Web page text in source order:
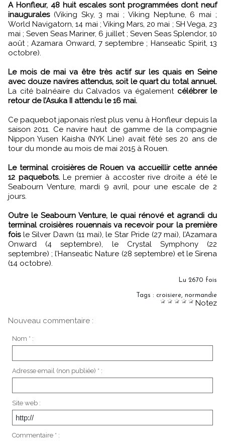
A Honfleur, 48 huit escales sont programmées dont neuf
inaugurales(Viking Sky, 3 mai ; Viking Neptune, 6 mai ;
World Navigatorn, 14 mai ; Viking Mars, 20 mai ; SH Vega, 23
mai ; Seven Seas Mariner, 6 juillet ; Seven Seas Splendor, 10
août ; Azamara Onward, 7 septembre ; Hanseatic Spirit, 13
octobre).
Le mois de mai va être très actif sur les quais en Seine
avec douze navires attendus, soit le quart du total annuel.
La cité balnéaire du Calvados va également célébrer le
retour de l’Asuka II attendu le 16 mai.
Ce paquebot japonais n’est plus venu à Honfleur depuis la
saison 2011. Ce navire haut de gamme de la compagnie
Nippon Yusen Kaisha (NYK Line) avait fêté ses 20 ans de
tour du monde au mois de mai 2015 à Rouen.
Le terminal croisières de Rouen va accueillir cette année
12 paquebots. Le premier à accoster rive droite a été le
Seabourn Venture, mardi 9 avril, pour une escale de 2
jours.
Outre le Seabourn Venture, le quai rénové et agrandi du
terminal croisières rouennais va recevoir pour la première
foisle Silver Dawn (11 mai), le Star Pride (27 mai), l’Azamara
Onward (4 septembre), le Crystal Symphony (22
septembre) ; l’Hanseatic Nature (28 septembre) et le Sirena
(14 octobre).
Lu 2670 fois
Tags : croisiere, normandie
Notez
Nouveau commentaire :
Nom * :
Adresse email (non publiée) * :
Site web :
Commentaire * :